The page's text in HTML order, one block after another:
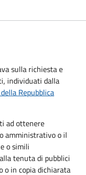
sulla richiesta e
individuati dalla
Repubblica
ad ottenere
amministrativo o il
o simili
tenuta di pubblici
in copia dichiarata